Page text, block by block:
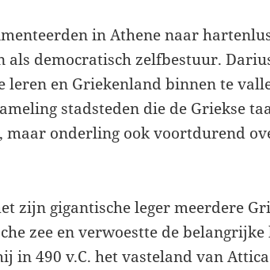
in Athene naar
als democratisch zelfbestuur.
leren en Griekenland binnen te
stadsteden die de Griekse
maar onderling ook voortdurend
zijn gigantische leger meerdere
zee en verwoestte de
in 490 v.C. het vasteland van